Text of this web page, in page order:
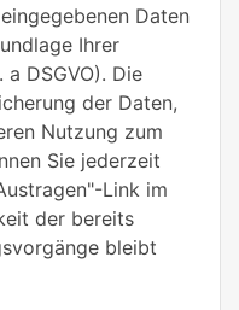
Daten
Ihrer
DSGVO). Die
der Daten,
Nutzung zum
Sie jederzeit
Link im
der bereits
bleibt